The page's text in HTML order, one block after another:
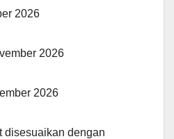
2026
2026
2026
disesuaikan dengan